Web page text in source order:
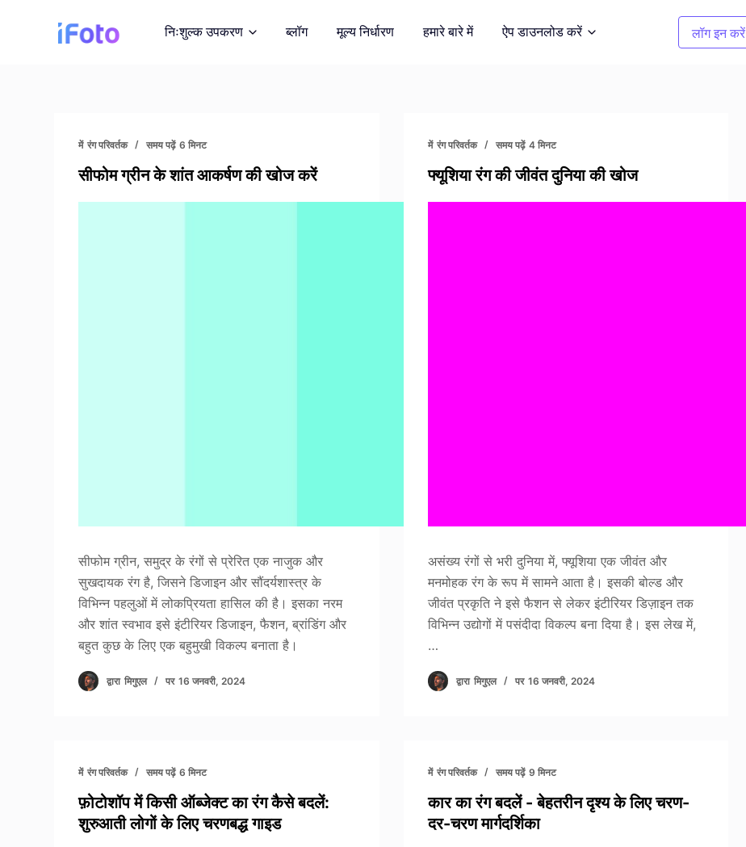
निःशुल्क उपकरण
पृष्ठभूमि परिवर्तक
AI द्वारा उत्पन्न त्वरित पृष्ठभूमि
कपड़ों का रंग बदलना
1 क्लिक में रंग बदलें
ब्लॉग मूल्य निर्धारण हमारे बारे में ऐप डाउनलोड करें लॉग इन करें
में रंग परिवर्तक समय पढ़ें 6 मिनट
सीफोम ग्रीन के शांत आकर्षण की खोज करें
सीफोम ग्रीन, समुद्र के रंगों से प्रेरित एक नाजुक और
सुखदायक रंग है, जिसने डिजाइन और सौंदर्यशास्त्र के
विभिन्न पहलुओं में लोकप्रियता हासिल की है। इसका नरम
और शांत स्वभाव इसे इंटीरियर डिजाइन, फैशन, ब्रांडिंग और
बहुत कुछ के लिए एक बहुमुखी विकल्प बनाता है।
द्वारा मिगुएल पर 16 जनवरी, 2024
में रंग परिवर्तक समय पढ़ें 4 मिनट
फ्यूशिया रंग की जीवंत दुनिया की खोज
असंख्य रंगों से भरी दुनिया में, फ्यूशिया एक जीवंत और
मनमोहक रंग के रूप में सामने आता है। इसकी बोल्ड और
जीवंत प्रकृति ने इसे फैशन से लेकर इंटीरियर डिज़ाइन तक
विभिन्न उद्योगों में पसंदीदा विकल्प बना दिया है। इस लेख में,
…
द्वारा मिगुएल पर 16 जनवरी, 2024
में रंग परिवर्तक समय पढ़ें 6 मिनट
फ़ोटोशॉप में किसी ऑब्जेक्ट का रंग कैसे बदलें:
शुरुआती लोगों के लिए चरणबद्ध गाइड
में रंग परिवर्तक समय पढ़ें 9 मिनट
कार का रंग बदलें - बेहतरीन दृश्य के लिए चरण-
दर-चरण मार्गदर्शिका